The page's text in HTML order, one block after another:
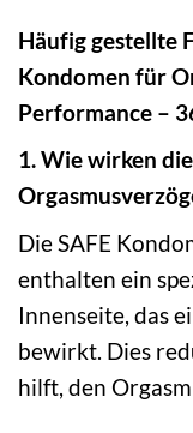
Häufig gestellte
Kondomen für
Performance –
1. Wie wirken
Die SAFE
enthalten ein
Innenseite, das
bewirkt. Dies
hilft, den